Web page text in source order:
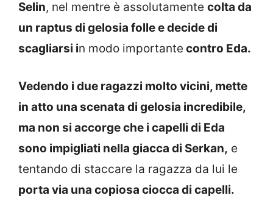
Selin, nel mentre è assolutamente colta da
un raptus di gelosia folle e decide di
scagliarsi in modo importante contro Eda.
Vedendo i due ragazzi molto vicini, mette
in atto una scenata di gelosia incredibile,
ma non si accorge che i capelli di Eda
sono impigliati nella giacca di Serkan, e
tentando di staccare la ragazza da lui le
porta via una copiosa ciocca di capelli.